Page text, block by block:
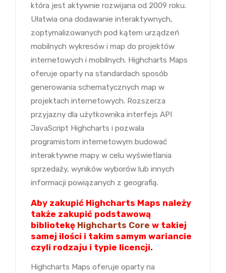
która jest aktywnie rozwijana od 2009 roku.
Ułatwia ona dodawanie interaktywnych,
zoptymalizowanych pod kątem urządzeń
mobilnych wykresów i map do projektów
internetowych i mobilnych. Highcharts Maps
oferuje oparty na standardach sposób
generowania schematycznych map w
projektach internetowych. Rozszerza
przyjazny dla użytkownika interfejs API
JavaScript Highcharts i pozwala
programistom internetowym budować
interaktywne mapy w celu wyświetlania
sprzedaży, wyników wyborów lub innych
informacji powiązanych z geografią.
Aby zakupić Highcharts Maps należy
także zakupić podstawową
bibliotekę Highcharts Core w takiej
samej ilości i takim samym wariancie
czyli rodzaju i typie licencji.
Highcharts Maps oferuje oparty na